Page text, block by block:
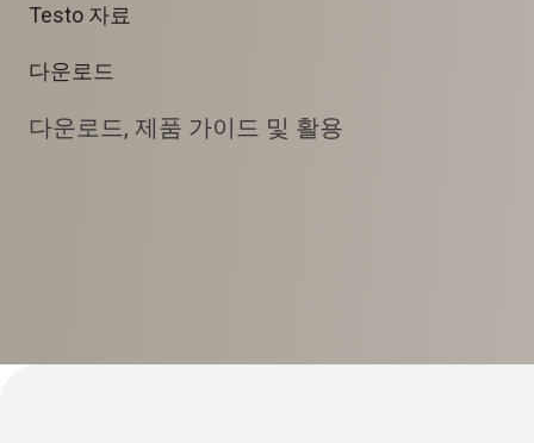
Testo 자료
다운로드
다운로드, 제품 가이드 및 활용